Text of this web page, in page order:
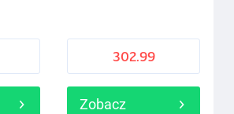
302.99
Zobacz